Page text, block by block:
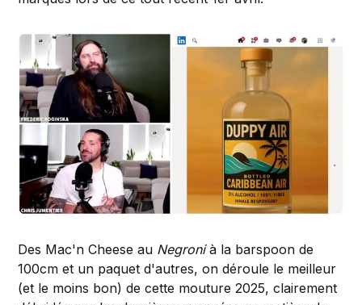
Des Mac'n Cheese au Negronià la barspoon de
100cm et un paquet d'autres, on déroule le meilleur
(et le moins bon) de cette mouture 2025, clairement